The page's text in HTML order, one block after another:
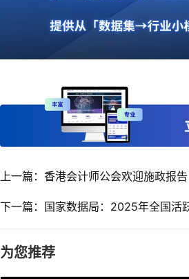
上一篇：香港会计师公会欢迎施政报
下一篇：国家数据局：2025年全国活
为您推荐